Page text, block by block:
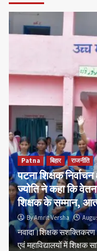
Patna बिहार राजनीति
पटना शिक्षक
ज्योति ने कहा कि
शिक्षक के सम्मान,
By Amrit Versha
नवादा।शिक्षक सशक्तिकरण
एवं महाविद्यालयों में शिक्षक